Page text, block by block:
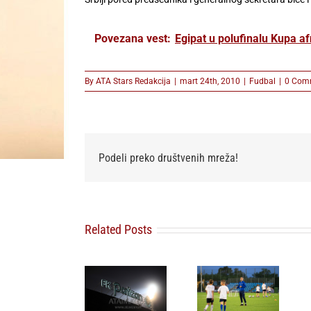
Povezana vest: Egipat u polufinalu Kupa
By ATA Stars Redakcija mart 24th, 2010 Fudbal 0
Podeli preko društvenih mreža!
Related Posts
sport u
Beogradu
dobija novu
energiju:
podršku
Djaniju
Infantinu za